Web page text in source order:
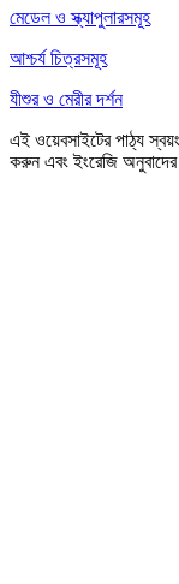
মেডেল ও স্ক্যাপুলারসমূহ
আশ্চর্য চিত্রসমূহ
যীশুর ও মেরীর দর্শন
এই ওয়েবসাইটের পাঠ্য
করুন এবং ইংরেজি